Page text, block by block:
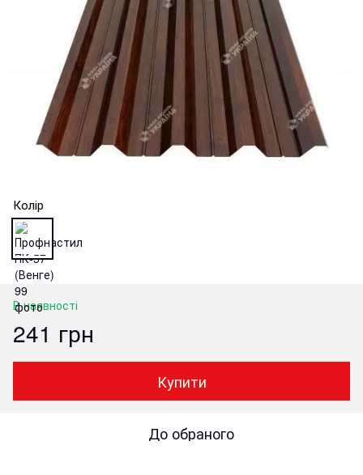
Колір
В наявності
241 грн
Купити
До обраного